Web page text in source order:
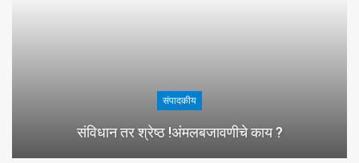
संपादकीय
संविधान तर श्रेष्ठ !अंमलबजावणीचे काय ?